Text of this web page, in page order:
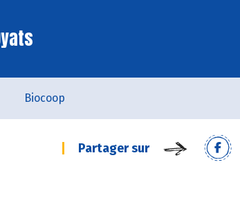
Biocoop
Partager sur